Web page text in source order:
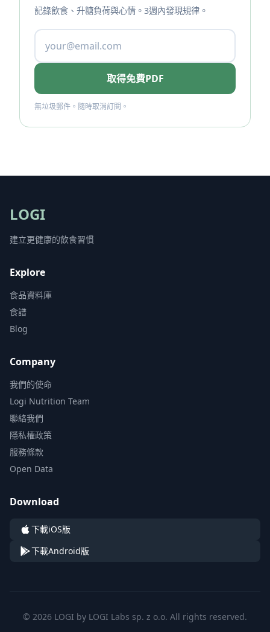
記錄飲食、升糖負荷與心情。3週內發現規律。
取得免費PDF
無垃圾郵件。隨時取消訂閱。
LOGI
建立更健康的飲食習慣
Explore
食品資料庫
食譜
Blog
Company
我們的使命
Logi Nutrition Team
聯絡我們
隱私權政策
服務條款
Open Data
Download
下載iOS版
下載Android版
© 2026 LOGI by LOGI Labs sp. z o.o. All rights reserved.